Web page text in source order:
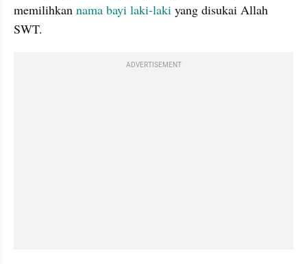
memilihkan nama bayi laki-laki yang disukai Allah
SWT.
ADVERTISEMENT